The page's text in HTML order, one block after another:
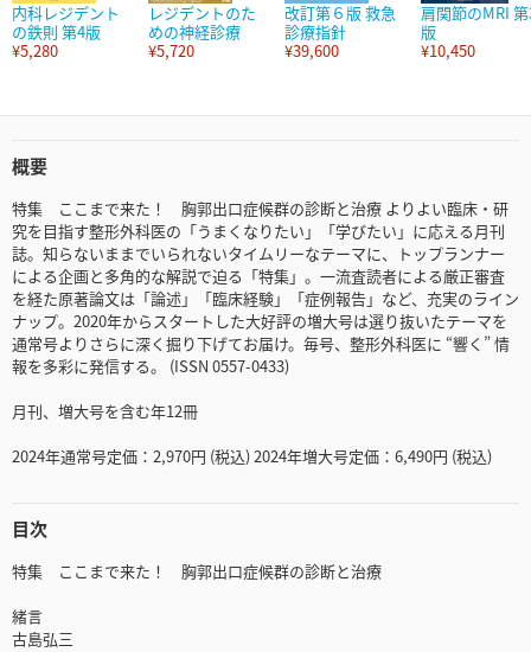
内科レジデント
の鉄則 第4版
¥5,280
レジデントのた
めの神経診療
¥5,720
改訂第６版 救急
診療指針
¥39,600
肩関節のMRI
版
¥10,450
概要
特集 ここまで来た！ 胸郭出口症候群の診断と治療 よりよい臨床・研
究を目指す整形外科医の「うまくなりたい」「学びたい」に応える月刊
誌。知らないままでいられないタイムリーなテーマに、トップランナー
による企画と多角的な解説で迫る「特集」。一流査読者による厳正審査
を経た原著論文は「論述」「臨床経験」「症例報告」など、充実のライン
ナップ。2020年からスタートした大好評の増大号は選り抜いたテーマを
通常号よりさらに深く掘り下げてお届け。毎号、整形外科医に “響く” 情
報を多彩に発信する。 (ISSN 0557-0433)
月刊、増大号を含む年12冊
2024年通常号定価：2,970円 (税込) 2024年増大号定価：6,490円 (税込)
目次
特集 ここまで来た！ 胸郭出口症候群の診断と治療
緒言
古島弘三